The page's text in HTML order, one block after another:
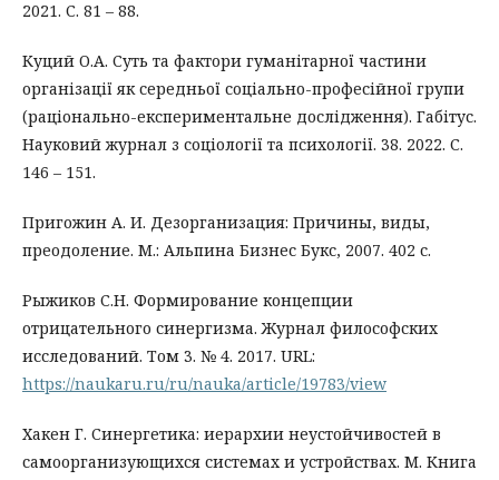
2021. С. 81 – 88.
Куций О.А. Суть та фактори гуманітарної частини
організації як середньої соціально-професійної групи
(раціонально-експериментальне дослідження). Габітус.
Науковий журнал з соціології та психології. 38. 2022. С.
146 – 151.
Пригожин А. И. Дезорганизация: Причины, виды,
преодоление. М.: Альпина Бизнес Букс, 2007. 402 с.
Рыжиков С.Н. Формирование концепции
отрицательного синергизма. Журнал философских
исследований. Том 3. № 4. 2017. URL:
https://naukaru.ru/ru/nauka/article/19783/view
Хакен Г. Синергетика: иерархии неустойчивостей в
самоорганизующихся системах и устройствах. М. Книга